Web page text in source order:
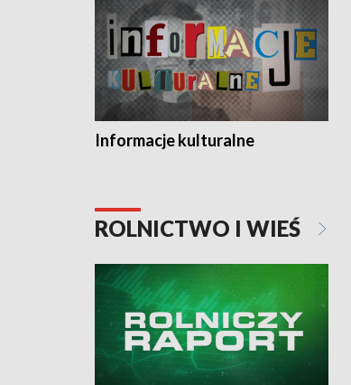
Informacje kulturalne
ROLNICTWO I WIEŚ